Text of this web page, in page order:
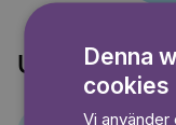
UpptäckDenna
cookies
Vi